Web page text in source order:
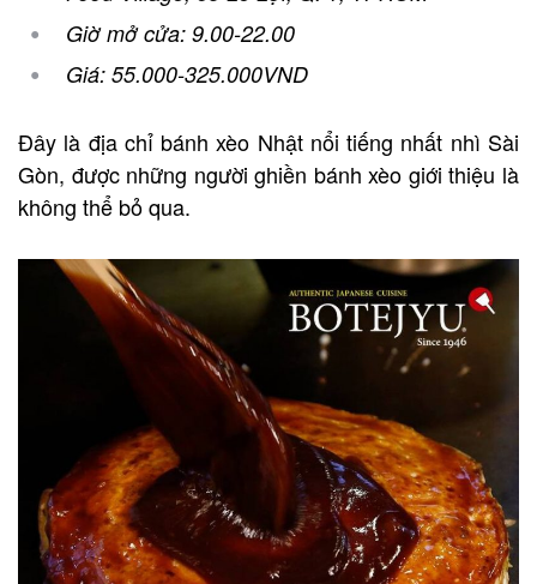
Giờ mở cửa: 9.00-22.00
Giá: 55.000-325.000VND
Đây là địa chỉ bánh xèo Nhật nổi tiếng nhất nhì Sài
Gòn, được những người ghiền bánh xèo giới thiệu là
không thể bỏ qua.